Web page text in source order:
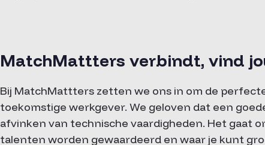
MatchMattters verbindt, vind
Bij MatchMattters zetten we ons in om de
toekomstige werkgever. We geloven dat een
afvinken van technische vaardigheden. Het gaat
talenten worden gewaardeerd en waar je kunt